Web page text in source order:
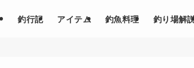
釣行記 アイテム 釣魚料理 釣り場解